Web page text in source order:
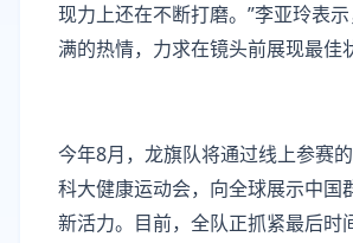
现力上还在不断打磨。”李亚玲表
满的热情，力求在镜头前展现最佳
今年8月，龙旗队将通过线上参赛
科大健康运动会，向全球展示中国
新活力。目前，全队正抓紧最后时